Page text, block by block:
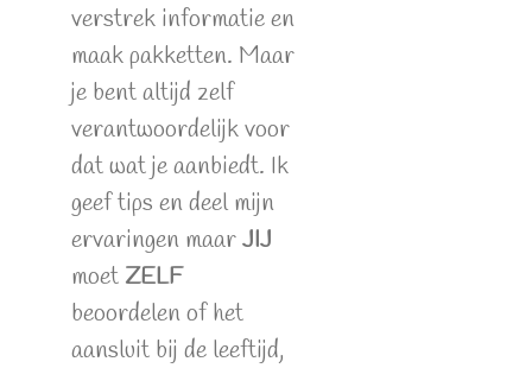
verstrek informatie en
maak pakketten. Maar
je bent altijd zelf
verantwoordelijk voor
dat wat je aanbiedt. Ik
geef tips en deel mijn
ervaringen maarJIJ
moet ZELF
beoordelen of het
aansluit bij de leeftijd,